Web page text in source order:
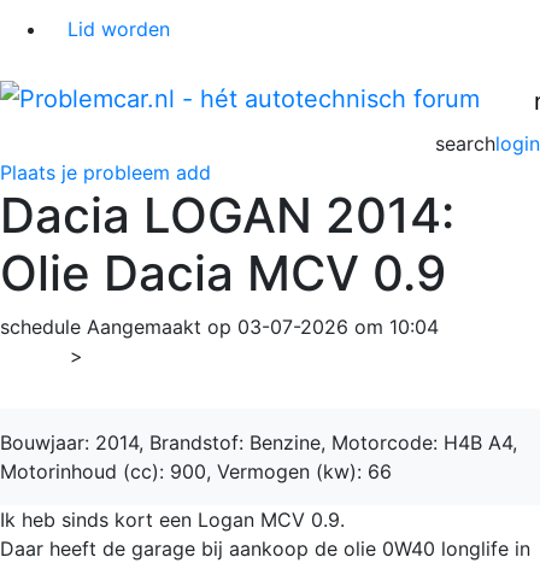
Lid worden
login
search
Plaats je probleem add
Dacia LOGAN 2014:
Olie Dacia MCV 0.9
schedule Aangemaakt op 03-07-2026 om 10:04
>
Bouwjaar: 2014, Brandstof: Benzine, Motorcode: H4B A4,
Motorinhoud (cc): 900, Vermogen (kw): 66
Ik heb sinds kort een Logan MCV 0.9.
Daar heeft de garage bij aankoop de olie 0W40 longlife in